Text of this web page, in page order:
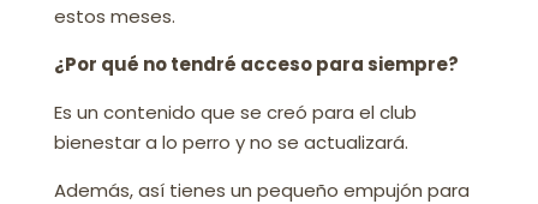
estos meses.
¿Por qué no tendré acceso para siempre?
Es un contenido que se creó para el club
bienestar a lo perro y no se actualizará.
Además, así tienes un pequeño empujón para